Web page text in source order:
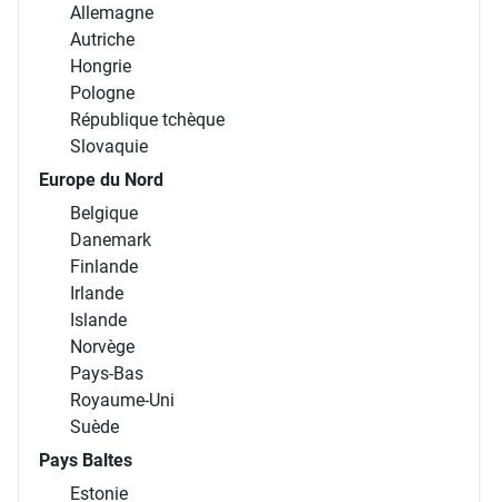
Allemagne
Autriche
Hongrie
Pologne
République tchèque
Slovaquie
Europe du Nord
Belgique
Danemark
Finlande
Irlande
Islande
Norvège
Pays-Bas
Royaume-Uni
Suède
Pays Baltes
Estonie